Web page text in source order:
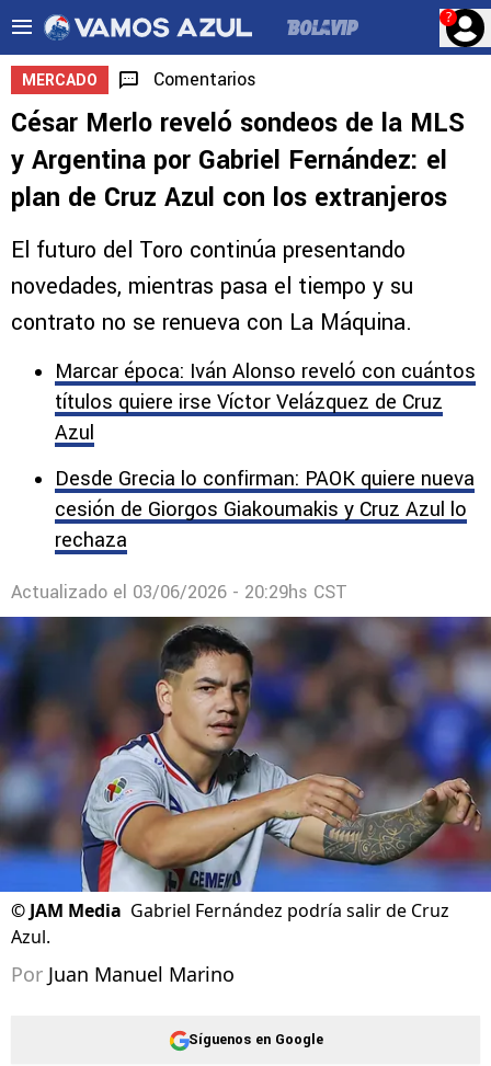
?
MERCADO Comentarios
César Merlo reveló sondeos de la MLS
y Argentina por Gabriel Fernández: el
plan de Cruz Azul con los extranjeros
El futuro del Toro continúa presentando
novedades, mientras pasa el tiempo y su
contrato no se renueva con La Máquina.
Marcar época: Iván Alonso reveló con cuántos
títulos quiere irse Víctor Velázquez de Cruz
Azul
Desde Grecia lo confirman: PAOK quiere nueva
cesión de Giorgos Giakoumakis y Cruz Azul lo
rechaza
Actualizado el 03/06/2026 - 20:29hs CST
©JAM Media Gabriel Fernández podría salir de Cruz
Azul.
Por Juan Manuel Marino
Síguenos en Google